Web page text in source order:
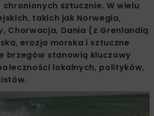
sztucznie. W wielu
takich jak Norwegia,
Chorwacja, Dania (z Grenlandią
erozja morska i sztuczne
brzegów stanowią kluczowy
lokalnych, polityków,